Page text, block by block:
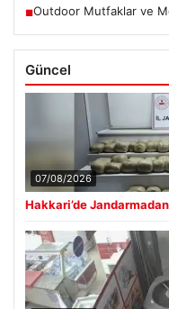
■Outdoor Mutfaklar ve
Güncel
07/08/2026
Hakkari’de